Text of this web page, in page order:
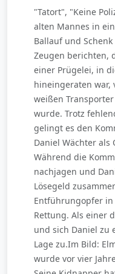
"Tatort", "Keine
alten Mannes in
Ballauf und
Zeugen berichten,
einer Prügelei, in
hineingeraten war,
weißen
wurde. Trotz
gelingt es den
Daniel Wächter
Während die
nachjagen und
Lösegeld
Entführungopfer in
Rettung. Als einer
und sich Daniel zu
Lage zu.Im Bild:
wurde vor vier